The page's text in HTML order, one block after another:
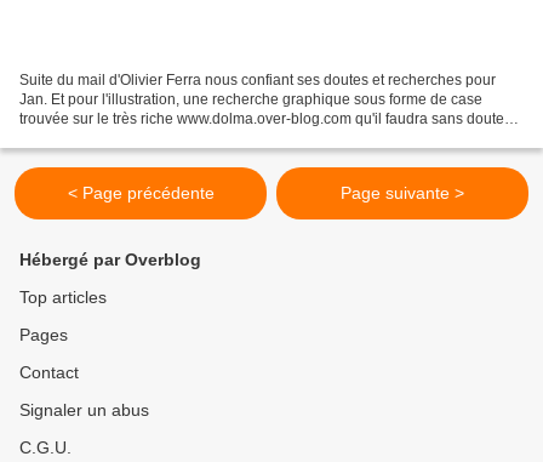
Suite du mail d'Olivier Ferra nous confiant ses doutes et recherches pour
Jan. Et pour l'illustration, une recherche graphique sous forme de case
trouvée sur le très riche www.dolma.over-blog.com qu'il faudra sans doute
< Page précédente Page suivante >
Hébergé par Overblog
Top articles
Pages
Contact
Signaler un abus
C.G.U.